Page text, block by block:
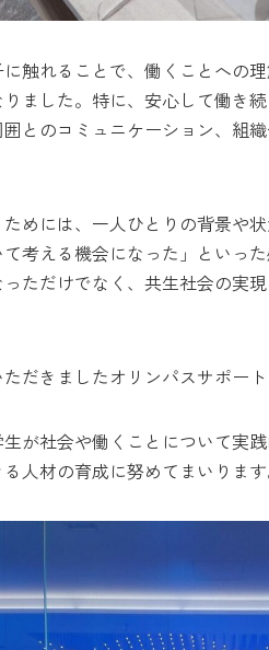
触れることで、働くことへの
ました。特に、安心して働き
とのコミュニケーション、組
めには、一人ひとりの背景や
考える機会になった」といっ
ただけでなく、共生社会の実
だきましたオリンパスサポー
が社会や働くことについて実
人材の育成に努めてまいります